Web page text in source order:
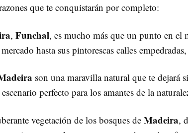
que te conquistarán por completo:
, Funchal, es mucho más que un punto en el
hasta sus pintorescas calles
son una maravilla natural que te dejará
perfecto para los amantes de la
vegetación de los bosques deMadeira,